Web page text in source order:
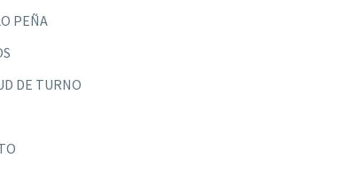
PEÑA
DE TURNO